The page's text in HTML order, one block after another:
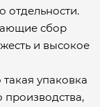
отдельности.
сбор
и высокое
упаковка
производства,